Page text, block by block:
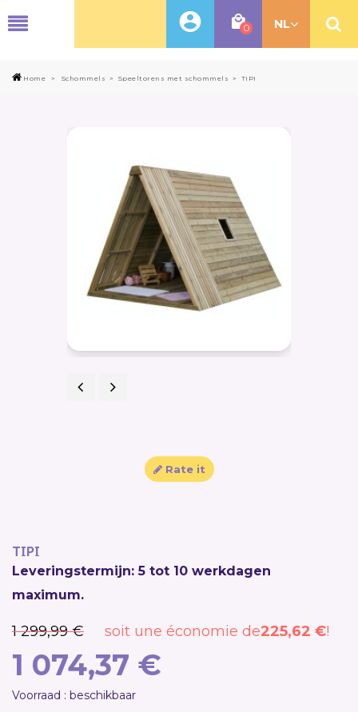
0 NL
Home > Schommels > Speeltorens met schommels > TIPI
Rate it
TIPI
Leveringstermijn: 5 tot 10 werkdagen
maximum.
1 299,99 € soit une économie de225,62 €!
1 074,37 €
Voorraad : beschikbaar